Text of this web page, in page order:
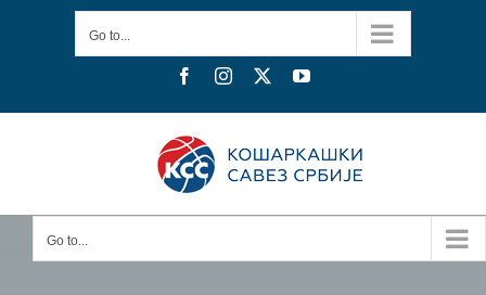
Go to...
FacebookInstagram YouTube
Go to...